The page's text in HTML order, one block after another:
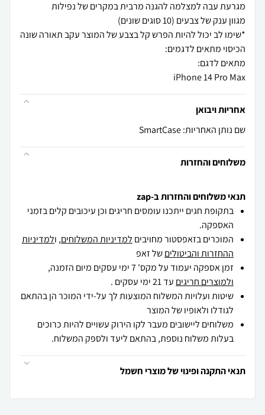
iPhone 14 Pro Max
אחריות ויבואן
שם נותן האחריות: SmartCase
משלוחים והחזרות
תנאי משלוחים והחזרות ב-zap
בתקופת חגים ייתכנו עומסים חריגים וכן עיכובים קלים בזמני
האספקה.
המוכרים בזאפסטור מחויבים למדיניות המשלוחים, ולמדיניות
ההחזרות והביטוליםשל זאפ
זמן אספקה יעמוד על מקס' 7 ימי עסקים מיום הזמנה,
ולמוצרים חריגים עד 21 ימי עסקים .
שיטות ועלויות המשלוח המוצעות לך על-ידי המוכר הן בהתאם
לגודלו ולאופיו של המוצר
משלוחים ליישובים מעבר לקו הירוק עשויים להיות כרוכים
בעלות משלוח נוספת, בהתאם ליעד ולספק המשלוח.
תנאי התקנה ופינוי של מוצרי חשמל